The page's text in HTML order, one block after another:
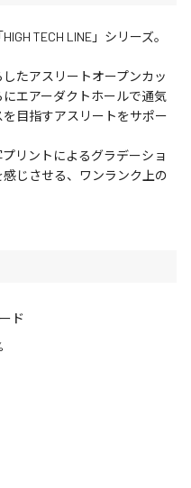
TECH LINE」シリーズ。
たアスリートオープンカッ
エアーダクトホールで通気
目指すアスリートをサポー
リントによるグラデーショ
じさせる、ワンランク上の
ド